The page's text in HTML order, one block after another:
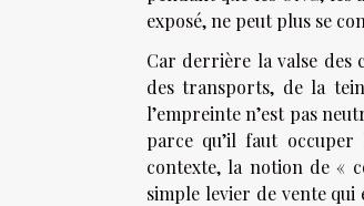
exposé, ne peut plus se
Car derrière la valse des
des transports, de la
l’empreinte n’est pas
parce qu’il faut
contexte, la notion de «
simple levier de vente